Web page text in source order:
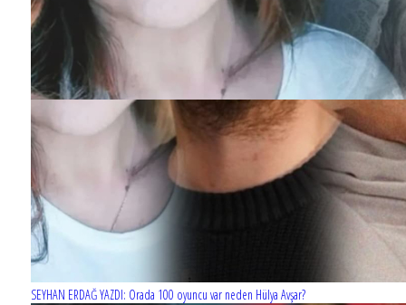
SEYHAN ERDAĞ YAZDI: Orada 100 oyuncu var neden Hülya Avşar?